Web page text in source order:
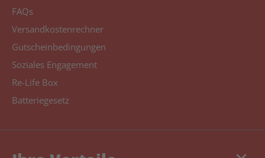
FAQs
Versandkostenrechner
Gutscheinbedingungen
Soziales Engagement
Re-Life Box
Batteriegesetz